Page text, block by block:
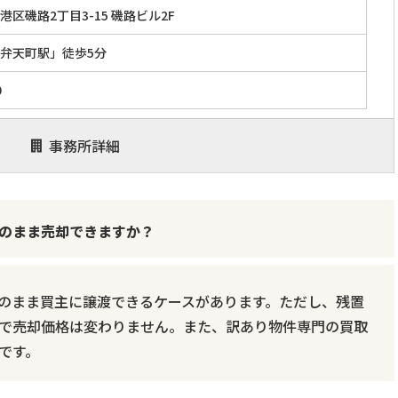
区磯路2丁目3-15 磯路ビル2F
天町駅」徒歩5分
事務所詳細
まま売却できますか？
まま買主に譲渡できるケースがあります。ただし、残置
売却価格は変わりません。また、訳あり物件専門の買取
。